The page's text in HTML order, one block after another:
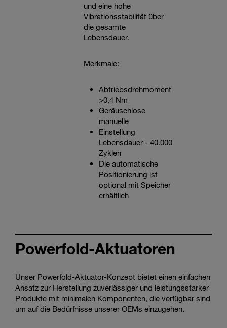
und eine hohe
Vibrationsstabilität über
die gesamte
Lebensdauer.
Merkmale:
Abtriebsdrehmoment
>0,4 Nm
Geräuschlose
manuelle
Einstellung
Lebensdauer - 40.000
Zyklen
Die automatische
Positionierung ist
optional mit Speicher
erhältlich
Powerfold-Aktuatoren
Unser Powerfold-Aktuator-Konzept bietet einen einfachen
Ansatz zur Herstellung zuverlässiger und leistungsstarker
Produkte mit minimalen Komponenten, die verfügbar sind
um auf die Bedürfnisse unserer OEMs einzugehen.